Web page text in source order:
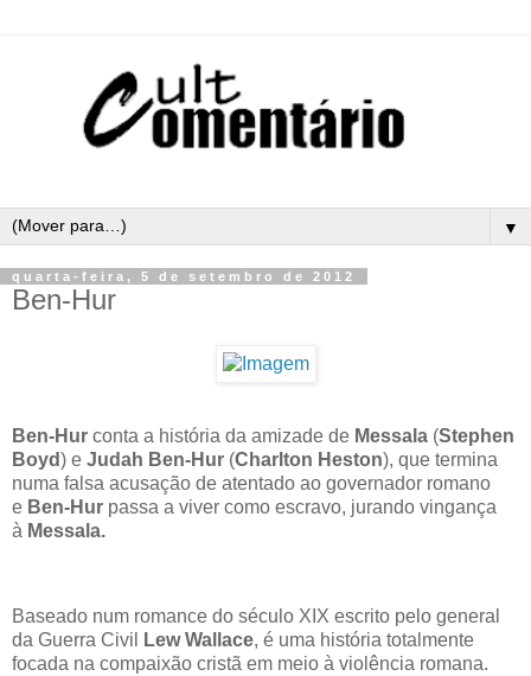
▼
quarta-feira, 5 de setembro de 2012
Ben-Hur
Ben-Hur conta a história da amizade de Messala (Stephen
Boyd) e Judah Ben-Hur (Charlton Heston), que termina
numa falsa acusação de atentado ao governador romano
e Ben-Hur passa a viver como escravo, jurando vingança
à Messala.
Baseado num romance do século XIX escrito pelo general
da Guerra Civil
Lew Wallace, é uma história totalmente
focada na compaixão cristã em meio à violência romana.